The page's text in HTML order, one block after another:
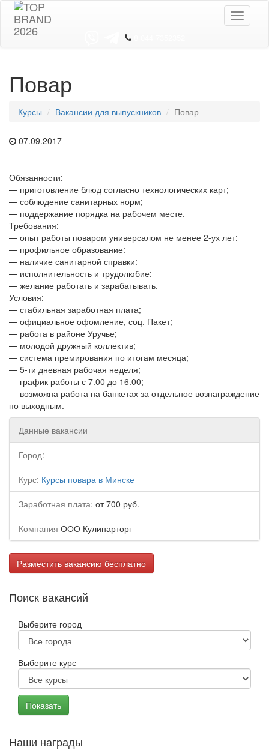
Toggle
Повар
Курсы Вакансии для выпускников Повар
07.09.2017
Обязанности:
— приготовление блюд согласно технологических карт;
— соблюдение санитарных норм;
— поддержание порядка на рабочем месте.
Требования:
— опыт работы поваром универсалом не менее 2-ух лет:
— профильное образование:
— наличие санитарной справки:
— исполнительность и трудолюбие:
— желание работать и зарабатывать.
Условия:
— стабильная заработная плата;
— официальное офомление, соц. Пакет;
— работа в районе Уручье;
— молодой дружный коллектив;
— система премирования по итогам месяца;
— 5-ти дневная рабочая неделя;
— график работы с 7.00 до 16.00;
— возможна работа на банкетах за отдельное вознаграждение
по выходным.
Данные вакансии
Город:
Курс: Курсы повара в Минске
Заработная плата: от 700 руб.
Компания ООО Кулинарторг
Разместить вакансию бесплатно
Поиск вакансий
Выберите город
Выберите курс
Наши награды